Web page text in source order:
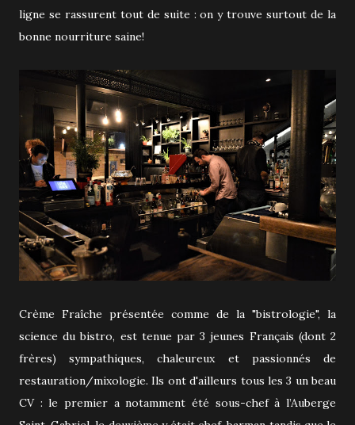
ligne se rassurent tout de suite : on y trouve surtout de la
bonne nourriture saine!
Crème Fraîche présentée comme de la "bistrologie", la
science du bistro, est tenue par 3 jeunes Français (dont 2
frères) sympathiques, chaleureux et passionnés de
restauration/mixologie. Ils ont d'ailleurs tous les 3 un beau
CV : le premier a notamment été sous-chef à l’Auberge